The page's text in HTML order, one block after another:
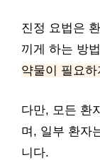
진정 요법은
끼게 하는 방
약물이 필요
다만, 모든 환
며, 일부 환자
니다.